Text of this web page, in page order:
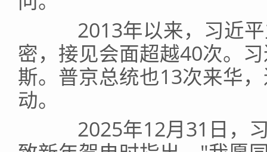
2013年以来，习近平
密，接见会面超越40次。
斯。普京总统也13次来华
动。
2025年12月31日，习